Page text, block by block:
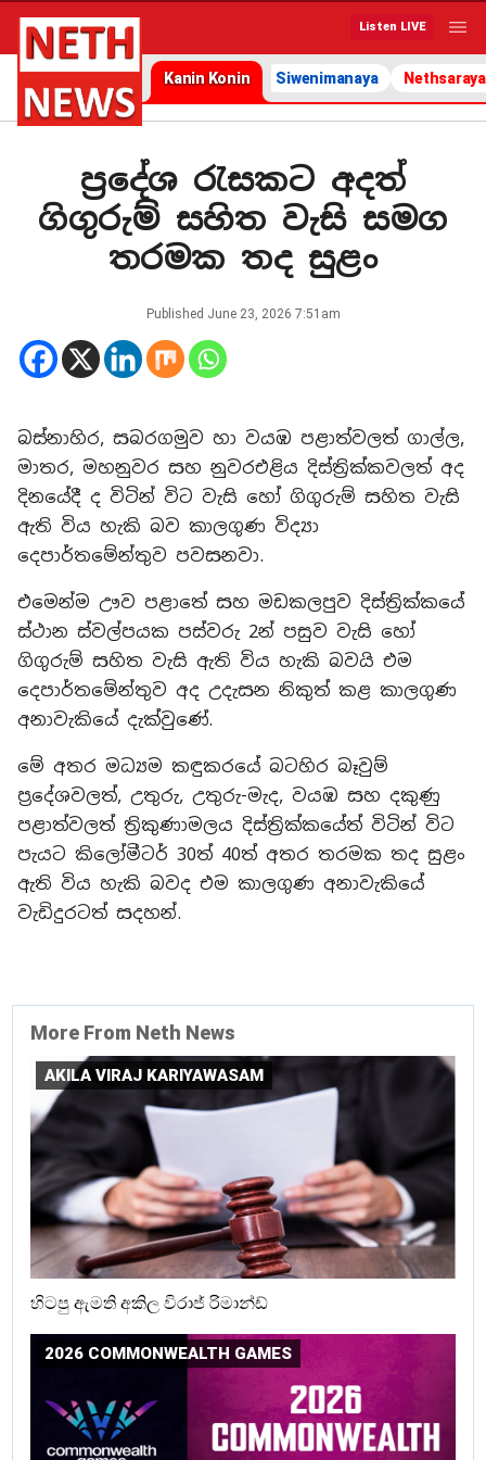
Listen LIVE
Kanin Konin Siwenimanaya Nethsaraya
ප්‍රදේශ රැසකට අදත්
ගිගුරුම් සහිත වැසි සමග
තරමක තද සුළං
Published June 23, 2026 7:51am
බස්නාහිර, සබරගමුව හා වයඹ පළාත්වලත් ගාල්ල,
මාතර, මහනුවර සහ නුවරඑළිය දිස්ත්‍රික්කවලත් අද
දිනයේදී ද විටින් විට වැසි හෝ ගිගුරුම් සහිත වැසි
ඇති විය හැකි බව කාලගුණ විද්‍යා
දෙපාර්තමේන්තුව පවසනවා.
එමෙන්ම ඌව පළාතේ සහ මඩකලපුව දිස්ත්‍රික්කයේ
ස්ථාන ස්වල්පයක පස්වරු 2න් පසුව වැසි හෝ
ගිගුරුම් සහිත වැසි ඇති විය හැකි බවයි එම
දෙපාර්තමේන්තුව අද උදැසන නිකුත් කළ කාලගුණ
අනාවැකියේ දැක්වුණේ.
මේ අතර මධ්‍යම කඳුකරයේ බටහිර බෑවුම්
ප්‍රදේශවලත්, උතුරු, උතුරු-මැද, වයඹ සහ දකුණු
පළාත්වලත් ත්‍රිකුණාමලය දිස්ත්‍රික්කයේත් විටින් විට
පැයට කිලෝමීටර් 30ත් 40ත් අතර තරමක තද සුළං
ඇති විය හැකි බවද එම කාලගුණ අනාවැකියේ
වැඩිදුරටත් සදහන්.
More From Neth News
AKILA VIRAJ KARIYAWASAM
හිටපු ඇමති අකිල විරාජ් රිමාන්ඩ්
2026 COMMONWEALTH GAMES